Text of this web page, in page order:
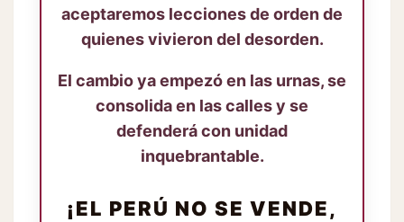
aceptaremos lecciones de orden de
quienes vivieron del desorden.
El cambio ya empezó en las urnas, se
consolida en las calles y se
defenderá con unidad
inquebrantable.
¡EL PERÚ NO SE VENDE,